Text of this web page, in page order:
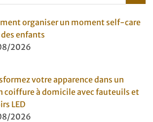
organiser un moment self-care
enfants
2026
votre apparence dans un
coiffure à domicile avec fauteuils et
LED
2026